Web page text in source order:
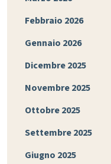
Febbraio 2026
Gennaio 2026
Dicembre 2025
Novembre 2025
Ottobre 2025
Settembre 2025
Giugno 2025